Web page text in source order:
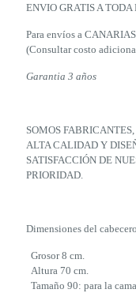
ENVIO GRATIS A TODA
Para envíos a
(Consultar costo
Garantia 3 años
SOMOS
ALTA CALIDAD Y
SATISFACCIÓN DE
PRIORIDAD.
Dimensiones del
Grosor 8 cm.
Altura 70 cm.
Tamaño 90: para la